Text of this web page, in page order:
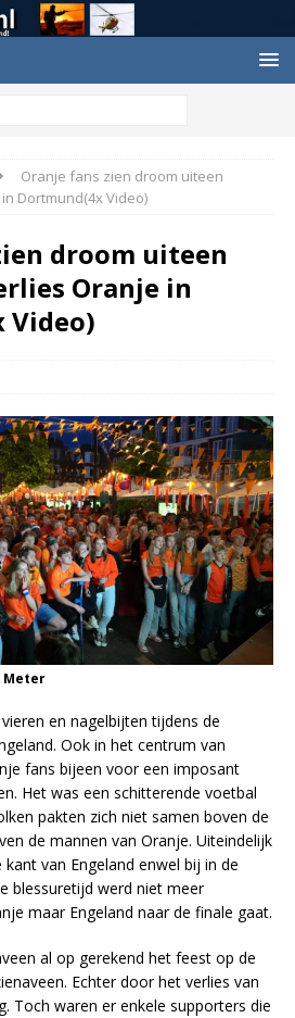
Oranje fans zien droom uiteen
Dortmund(4x Video)
droom uiteen
Oranje in
Video)
Meter
en nagelbijten tijdens de
Ook in het centrum van
fans bijeen voor een imposant
Het was een schitterende voetbal
pakten zich niet samen boven de
de mannen van Oranje. Uiteindelijk
van Engeland enwel bij in de
blessuretijd werd niet meer
maar Engeland naar de finale gaat.
al op gerekend het feest op de
Echter door het verlies van
Toch waren er enkele supporters die